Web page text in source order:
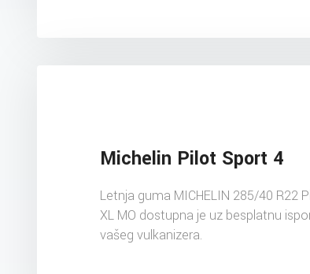
Michelin Pilot Sport 4
Letnja guma MICHELIN 285/40 R22
XL MO dostupna je uz besplatnu
vašeg vulkanizera.